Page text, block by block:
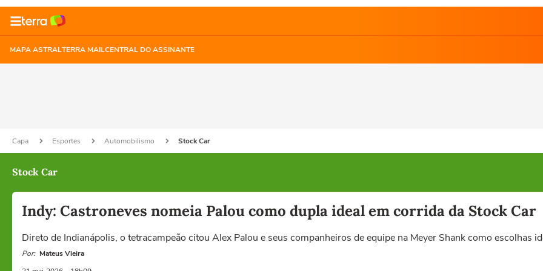
MAPA ASTRALTERRA MAILCENTRAL DO ASSINANTE
Capa Esportes Automobilismo Stock Car
Stock Car
Indy: Castroneves nomeia Palou como dupla ideal em corrida da Stock Car
Direto de Indianápolis, o tetracampeão citou Alex Palou e seus companheiros de equipe na Meyer Shank como escolhas
Por: Mateus Vieira